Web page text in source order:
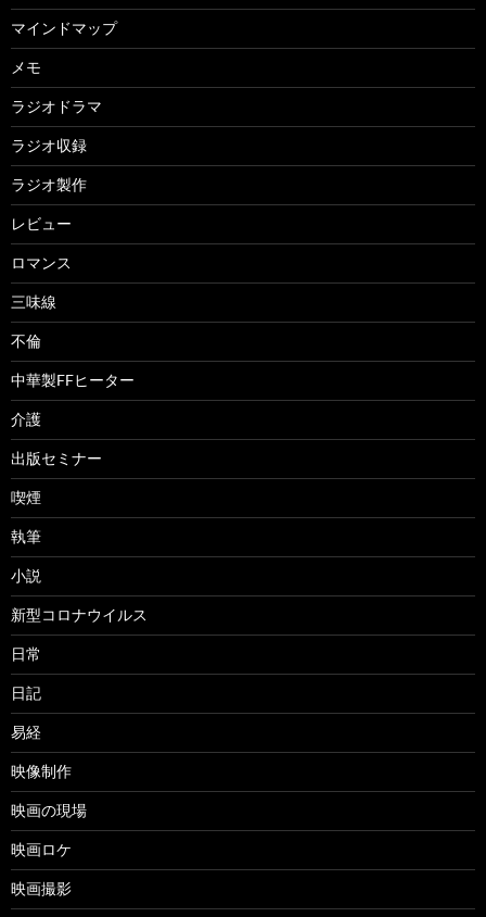
マインドマップ
メモ
ラジオドラマ
ラジオ収録
ラジオ製作
レビュー
ロマンス
三味線
不倫
中華製FFヒーター
介護
出版セミナー
喫煙
執筆
小説
新型コロナウイルス
日常
日記
易経
映像制作
映画の現場
映画ロケ
映画撮影